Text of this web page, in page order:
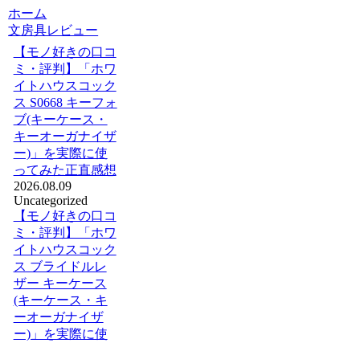
ホーム
文房具レビュー
【モノ好きの口コ
ミ・評判】「ホワ
イトハウスコック
ス S0668 キーフォ
ブ(キーケース・
キーオーガナイザ
ー)」を実際に使
ってみた正直感想
2026.08.09
Uncategorized
【モノ好きの口コ
ミ・評判】「ホワ
イトハウスコック
ス ブライドルレ
ザー キーケース
(キーケース・キ
ーオーガナイザ
ー)」を実際に使